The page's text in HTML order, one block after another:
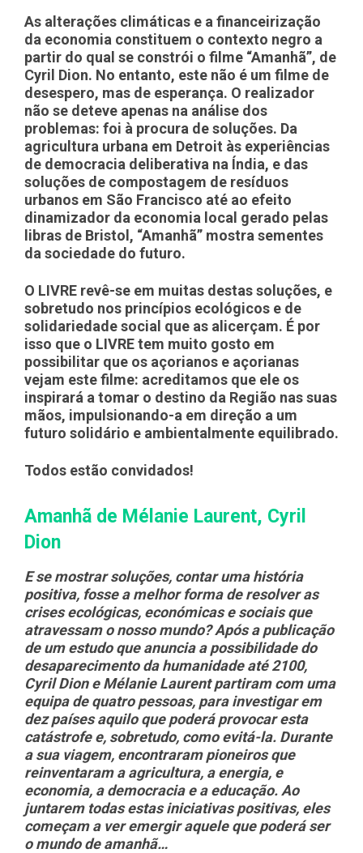
As alterações climáticas e a financeirização
da economia constituem o contexto negro a
partir do qual se constrói o filme “Amanhã”, de
Cyril Dion. No entanto, este não é um filme de
desespero, mas de esperança. O realizador
não se deteve apenas na análise dos
problemas: foi à procura de soluções. Da
agricultura urbana em Detroit às experiências
de democracia deliberativa na Índia, e das
soluções de compostagem de resíduos
urbanos em São Francisco até ao efeito
dinamizador da economia local gerado pelas
libras de Bristol, “Amanhã” mostra sementes
da sociedade do futuro.
O LIVRE revê-se em muitas destas soluções, e
sobretudo nos princípios ecológicos e de
solidariedade social que as alicerçam. É por
isso que o LIVRE tem muito gosto em
possibilitar que os açorianos e açorianas
vejam este filme: acreditamos que ele os
inspirará a tomar o destino da Região nas suas
mãos, impulsionando-a em direção a um
futuro solidário e ambientalmente equilibrado.
Todos estão convidados!
Amanhã de Mélanie Laurent, Cyril
Dion
E se mostrar soluções, contar uma história
positiva, fosse a melhor forma de resolver as
crises ecológicas, económicas e sociais que
atravessam o nosso mundo? Após a publicação
de um estudo que anuncia a possibilidade do
desaparecimento da humanidade até 2100,
Cyril Dion e Mélanie Laurent partiram com uma
equipa de quatro pessoas, para investigar em
dez países aquilo que poderá provocar esta
catástrofe e, sobretudo, como evitá-la. Durante
a sua viagem, encontraram pioneiros que
reinventaram a agricultura, a energia, e
economia, a democracia e a educação. Ao
juntarem todas estas iniciativas positivas, eles
começam a ver emergir aquele que poderá ser
o mundo de amanhã…